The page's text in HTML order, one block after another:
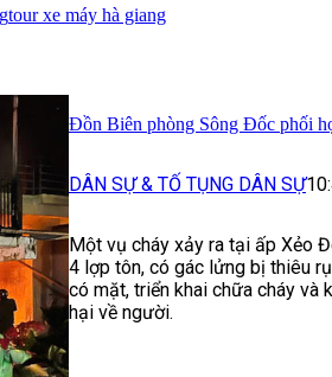
tour xe máy hà giang
Đồn Biên phòng Sông Đốc phối
DÂN SỰ & TỐ TỤNG DÂN SỰ
Một vụ cháy xảy ra tại ấp Xẻo
4 lợp tôn, có gác lửng bị thiêu
có mặt, triển khai chữa cháy và
hại về người.